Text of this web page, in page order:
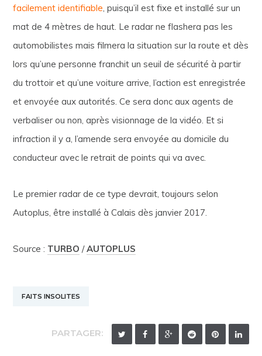
facilement identifiable, puisqu’il est fixe et installé sur un
mat de 4 mètres de haut. Le radar ne flashera pas les
automobilistes mais filmera la situation sur la route et dès
lors qu’une personne franchit un seuil de sécurité à partir
du trottoir et qu’une voiture arrive, l’action est enregistrée
et envoyée aux autorités. Ce sera donc aux agents de
verbaliser ou non, après visionnage de la vidéo. Et si
infraction il y a, l’amende sera envoyée au domicile du
conducteur avec le retrait de points qui va avec.
Le premier radar de ce type devrait, toujours selon
Autoplus, être installé à Calais dès janvier 2017.
Source : TURBO /AUTOPLUS
FAITS INSOLITES
PARTAGER: